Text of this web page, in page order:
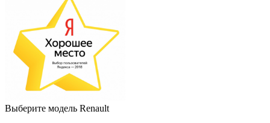
Выберите модель Renault